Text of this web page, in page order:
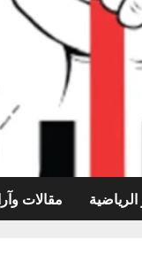
الرياضية مقالات